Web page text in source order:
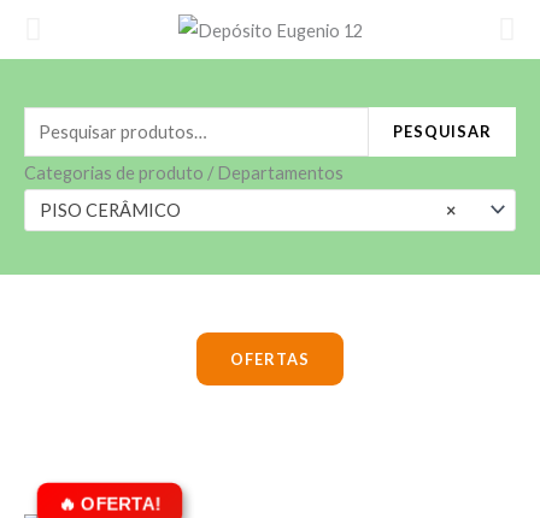
conteúdo
Pesquisar
por:
PESQUISAR
Categorias de produto / Departamentos
×
PISO CERÂMICO
OFERTAS